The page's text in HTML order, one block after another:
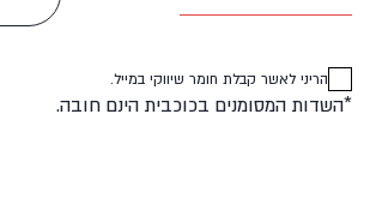
הריני לאשר קבלת חומר שיווקי במייל.
*השדות המסומנים בכוכבית הינם חובה.